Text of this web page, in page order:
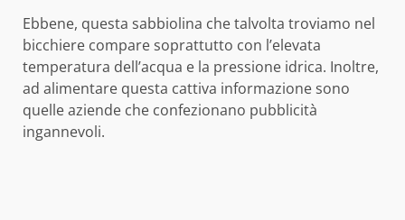
Ebbene, questa sabbiolina che talvolta troviamo nel
bicchiere compare soprattutto con l’elevata
temperatura dell’acqua e la pressione idrica. Inoltre,
ad alimentare questa cattiva informazione sono
quelle aziende che confezionano pubblicità
ingannevoli.